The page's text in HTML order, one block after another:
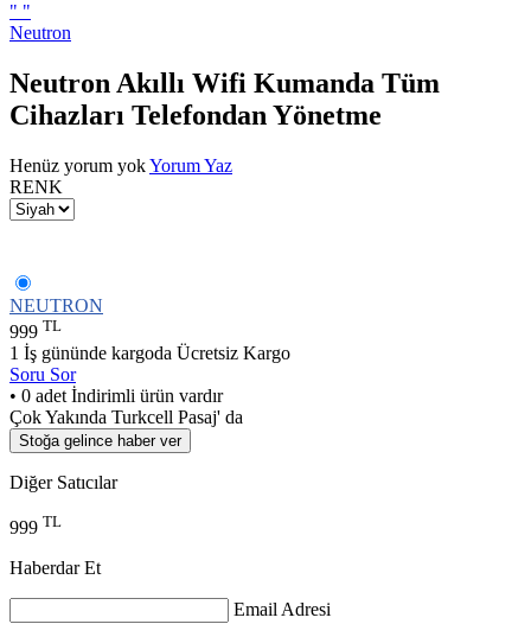
" "
Neutron
Neutron Akıllı Wifi Kumanda Tüm
Cihazları Telefondan Yönetme
Henüz yorum yokYorum Yaz
RENK
NEUTRON
999 TL
1 İş gününde kargoda Ücretsiz Kargo
Soru Sor
• 0 adet İndirimli ürün vardır
Çok Yakında Turkcell Pasaj' da
Stoğa gelince haber ver
Diğer Satıcılar
999 TL
Haberdar Et
Email Adresi